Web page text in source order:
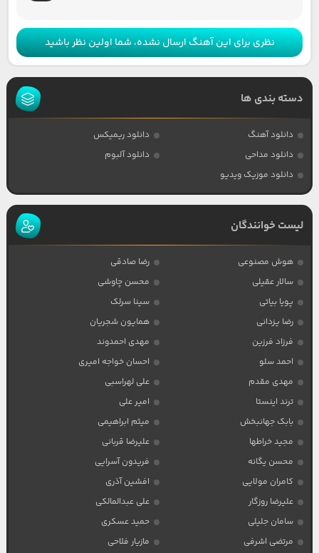
نظری برای این آهنگ ارسال نشده، شما اولین نظر باشید
دسته بندی ها
دانلود آهنگ
دانلود ریمیکس
دانلود مداحی
دانلود آلبوم
دانلود موزیک ویدیو
لیست خوانندگان
هوش مصنوعی
رضا صادقی
سالار عقیلی
محسن چاوشی
پویا بیاتی
سینا سرلک
رضا یزدانی
همایون شجریان
فرزاد فرزین
مهدی احمدوند
احمد سلو
احسان خواجه امیری
مهدی مقدم
علی لهراسبی
ترند اینستا
امیر علی
بابک جهانبخش
میثم ابراهیمی
مجید خراطها
علیرضا قربانی
محسن یگانه
فریدون آسرایی
کامران مولایی
افشین آذری
علیرضا روزگار
علی عبدالمالکی
سامان جلیلی
حمید عسکری
مرتضی اشرفی
مازیار فلاحی